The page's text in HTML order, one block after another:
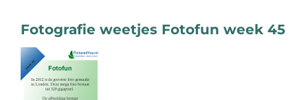
Web design
Contact
Fotografie weetjes Fotofun week 45